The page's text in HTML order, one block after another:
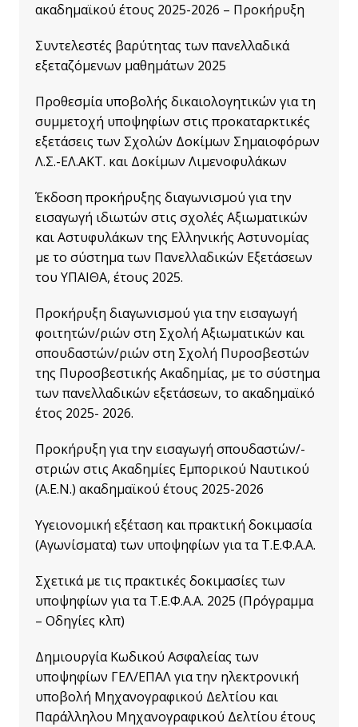
ακαδημαϊκού έτους 2025-2026 – Προκήρυξη
Συντελεστές βαρύτητας των πανελλαδικά
εξεταζόμενων μαθημάτων 2025
Προθεσμία υποβολής δικαιολογητικών για τη
συμμετοχή υποψηφίων στις προκαταρκτικές
εξετάσεις των Σχολών Δοκίμων Σημαιοφόρων
Λ.Σ.-ΕΛ.ΑΚΤ. και Δοκίμων Λιμενοφυλάκων
Έκδοση προκήρυξης διαγωνισμού για την
εισαγωγή ιδιωτών στις σχολές Αξιωματικών
και Αστυφυλάκων της Ελληνικής Αστυνομίας
με το σύστημα των Πανελλαδικών Εξετάσεων
του ΥΠΑΙΘΑ, έτους 2025.
Προκήρυξη διαγωνισμού για την εισαγωγή
φοιτητών/ριών στη Σχολή Αξιωματικών και
σπουδαστών/ριών στη Σχολή Πυροσβεστών
της Πυροσβεστικής Ακαδημίας, με το σύστημα
των πανελλαδικών εξετάσεων, το ακαδημαϊκό
έτος 2025- 2026.
Προκήρυξη για την εισαγωγή σπουδαστών/-
στριών στις Ακαδημίες Εμπορικού Ναυτικού
(Α.Ε.Ν.) ακαδημαϊκού έτους 2025-2026
Υγειονομική εξέταση και πρακτική δοκιμασία
(Αγωνίσματα) των υποψηφίων για τα Τ.Ε.Φ.Α.Α.
Σχετικά με τις πρακτικές δοκιμασίες των
υποψηφίων για τα Τ.Ε.Φ.Α.Α. 2025 (Πρόγραμμα
– Οδηγίες κλπ)
Δημιουργία Κωδικού Ασφαλείας των
υποψηφίων ΓΕΛ/ΕΠΑΛ για την ηλεκτρονική
υποβολή Μηχανογραφικού Δελτίου και
Παράλληλου Μηχανογραφικού Δελτίου έτους